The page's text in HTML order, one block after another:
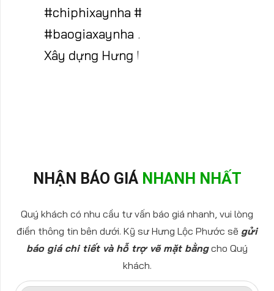
#chiphixaynha #nhadep2025
#baogiaxaynha ♬ nhạc nền -
Xây dựng Hưng Lộc Phước
NHẬN BÁO GIÁ NHANH NHẤT
Quý khách có nhu cầu tư vấn báo giá nhanh, vui lòng
điền thông tin bên dưới. Kỹ sư Hưng Lộc Phước sẽ gửi
báo giá chi tiết và hỗ trợ vẽ mặt bằngcho Quý
khách.